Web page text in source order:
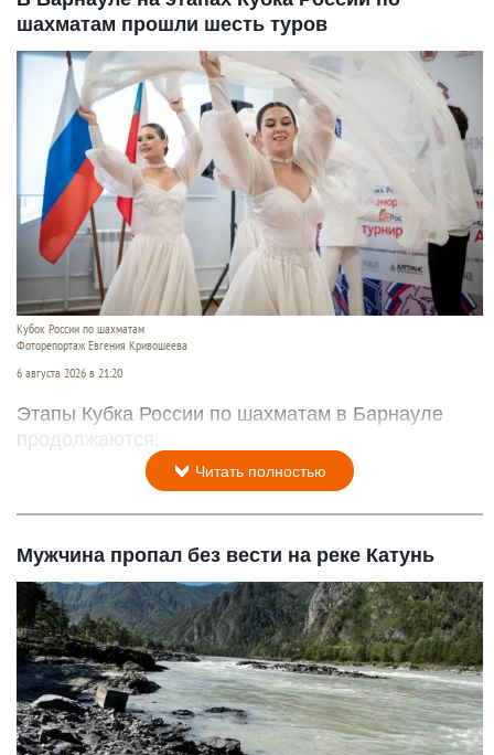
шахматам прошли шесть туров
Кубок России по шахматам
Фоторепортаж Евгения Кривошеева
6 августа 2026 в 21:20
Этапы Кубка России по шахматам в Барнауле
продолжаются.
Читать полностью
Мужчина пропал без вести на реке Катунь